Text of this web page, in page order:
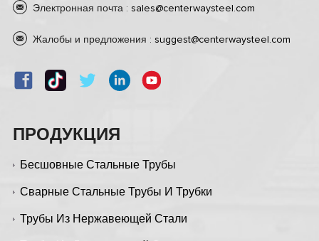
Электронная почта : sales@centerwaysteel.com
Жалобы и предложения : suggest@centerwaysteel.com
ПРОДУКЦИЯ
Бесшовные Стальные Трубы
Сварные Стальные Трубы И Трубки
Трубы Из Нержавеющей Стали